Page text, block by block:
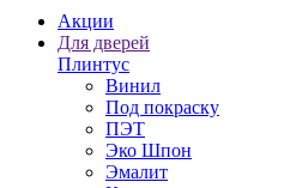
Акции
Для дверей
Плинтус
Винил
Под покраску
ПЭТ
Эко Шпон
Эмалит